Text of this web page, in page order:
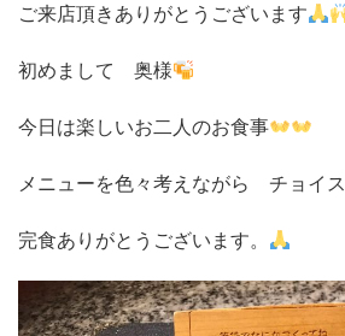
ご来店頂きありがとうございます
初めまして 奥様
今日は楽しいお二人のお食事
メニューを色々考えながら チョイス
完食ありがとうございます。